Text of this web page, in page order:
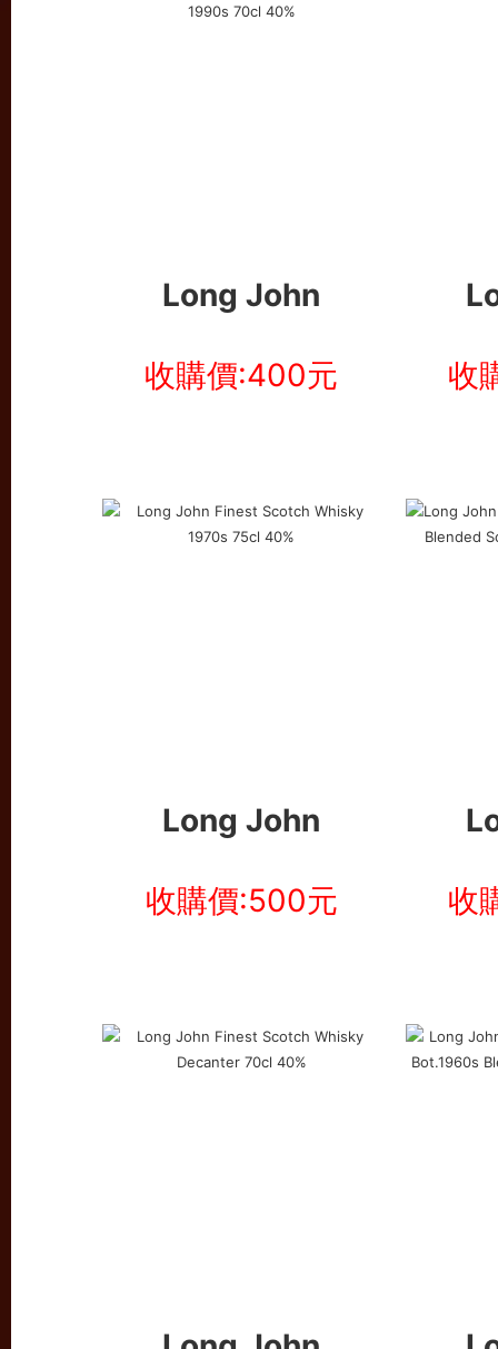
Long John
收購價:400元 收
Long John
收購價:500元 收